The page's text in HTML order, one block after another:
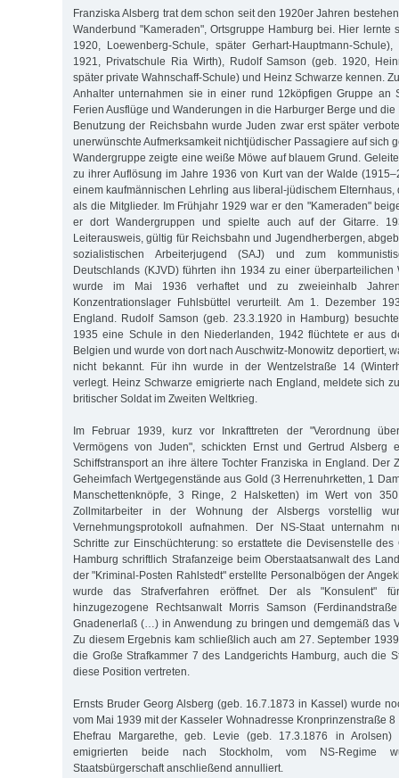
Franziska Alsberg trat dem schon seit den 1920er Jahren
Wanderbund "Kameraden", Ortsgruppe Hamburg bei. Hier lernte
1920, Loewenberg-Schule, später Gerhart-Hauptmann-
1921, Privatschule Ria Wirth), Rudolf Samson (geb. 1920,
später private Wahnschaff-Schule) und Heinz Schwarze kennen.
Anhalter unternahmen sie in einer rund 12köpfigen Gruppe an
Ferien Ausflüge und Wanderungen in die Harburger Berge und
Benutzung der Reichsbahn wurde Juden zwar erst später
unerwünschte Aufmerksamkeit nichtjüdischer Passagiere auf sich
Wandergruppe zeigte eine weiße Möwe auf blauem Grund.
zu ihrer Auflösung im Jahre 1936 von Kurt van der Walde
einem kaufmännischen Lehrling aus liberal-jüdischem Elternhaus,
als die Mitglieder. Im Frühjahr 1929 war er den "Kameraden"
er dort Wandergruppen und spielte auch auf der Gitarre.
Leiterausweis, gültig für Reichsbahn und Jugendherbergen,
sozialistischen Arbeiterjugend (SAJ) und zum
Deutschlands (KJVD) führten ihn 1934 zu einer überparteilichen
wurde im Mai 1936 verhaftet und zu zweieinhalb
Konzentrationslager Fuhlsbüttel verurteilt. Am 1. Dezember
England. Rudolf Samson (geb. 23.3.1920 in Hamburg)
1935 eine Schule in den Niederlanden, 1942 flüchtete er aus
Belgien und wurde von dort nach Auschwitz-Monowitz deportiert,
nicht bekannt. Für ihn wurde in der Wentzelstraße 14
verlegt. Heinz Schwarze emigrierte nach England, meldete sich
britischer Soldat im Zweiten Weltkrieg.
Im Februar 1939, kurz vor Inkrafttreten der "Verordnung
Vermögens von Juden", schickten Ernst und Gertrud Alsberg
Schiffstransport an ihre ältere Tochter Franziska in England. Der
Geheimfach Wertgegenstände aus Gold (3 Herrenuhrketten, 1
Manschettenknöpfe, 3 Ringe, 2 Halsketten) im Wert von
Zollmitarbeiter in der Wohnung der Alsbergs vorstellig
Vernehmungsprotokoll aufnahmen. Der NS-Staat unternahm
Schritte zur Einschüchterung: so erstattete die Devisenstelle des
Hamburg schriftlich Strafanzeige beim Oberstaatsanwalt des
der "Kriminal-Posten Rahlstedt" erstellte Personalbögen der
wurde das Strafverfahren eröffnet. Der als "Konsulent"
hinzugezogene Rechtsanwalt Morris Samson
Gnadenerlaß (…) in Anwendung zu bringen und demgemäß das
Zu diesem Ergebnis kam schließlich auch am 27. September
die Große Strafkammer 7 des Landgerichts Hamburg, auch die
diese Position vertreten.
Ernsts Bruder Georg Alsberg (geb. 16.7.1873 in Kassel) wurde
vom Mai 1939 mit der Kasseler Wohnadresse Kronprinzenstraße 8
Ehefrau Margarethe, geb. Levie (geb. 17.3.1876 in
emigrierten beide nach Stockholm, vom NS-Regime
Staatsbürgerschaft anschließend annulliert.